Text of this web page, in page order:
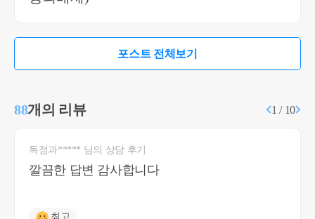
포스트 전체보기
88개의 리뷰 1 / 10
독점과***** 님의 상담 후기
깔끔한 답변 감사합니다
최고